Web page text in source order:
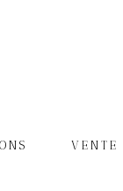
VENTE